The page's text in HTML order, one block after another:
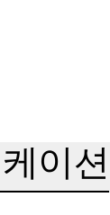
이션